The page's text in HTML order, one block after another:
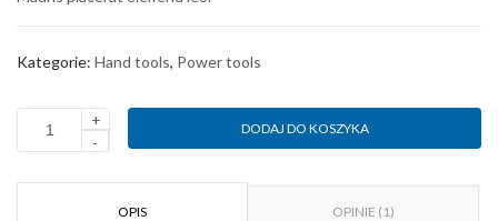
Kategorie: Hand tools, Power tools
gun
+
-
DODAJ DO KOSZYKA
OPIS OPINIE (1)